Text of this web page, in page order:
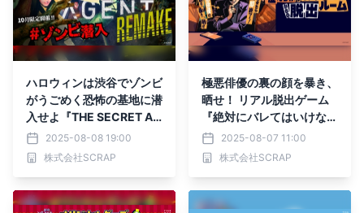
ハロウィンは渋谷でゾンビ
がうごめく恐怖の基地に潜
入せよ『THE SECRET AG
ENT』REMAKE 10月限定
ゾンビver.開催決定！
2025-08-08 19:00
株式会社SCRAP
極悪俳優の裏の顔を暴き、
晒せ！ リアル脱出ゲーム
『絶対にバレてはいけない
噓だらけのインタビュール
ームからの脱出』
2025-08-07 11:00
株式会社SCRAP